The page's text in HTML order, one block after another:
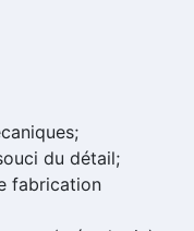
du détail;
fabrication